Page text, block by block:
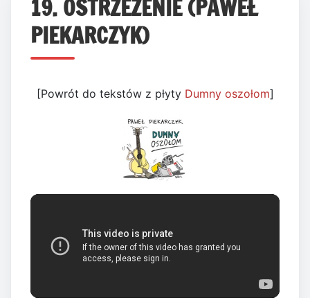
19. OSTRZEŻENIE (PAWEŁ
PIEKARCZYK)
[Powrót do tekstów z płyty Dumny oszołom]